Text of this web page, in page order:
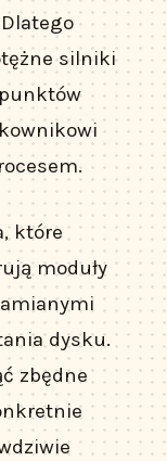
silniki
które
moduły
dysku.
zbędne